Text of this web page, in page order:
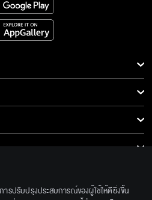
ารปรับปรุงประสบการณ์ของผู้ใช้ให้ดียิ่งขึ้น